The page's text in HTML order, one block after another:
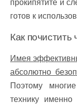
прокипятите и
готов к
Как почистить
Имея
абсолютно
Поэтому
технику